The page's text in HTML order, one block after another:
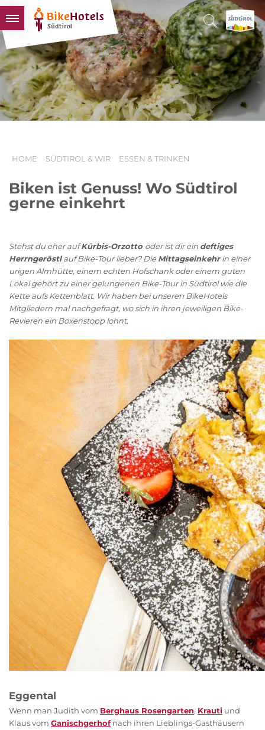
BIKEHOTELS
HOTELS & PAKETE
TOUREN & REVIERE
SÜDTIROL & WIR
HOME SÜDTIROL & WIR ESSEN & TRINKEN
Biken ist Genuss! Wo Südtirol
gerne einkehrt
Stehst du eher aufKürbis-Orzotto oder ist dir ein deftiges
Herrngeröstlauf Bike-Tour lieber? DieMittagseinkehrin einer
urigen Almhütte, einem echten Hofschank oder einem guten
Lokal gehört zu einer gelungenen Bike-Tour in Südtirol wie die
Kette aufs Kettenblatt. Wir haben bei unseren BikeHotels
Mitgliedern mal nachgefragt, wo sich in ihren jeweiligen Bike-
Revieren ein Boxenstopp lohnt.
Eggental
Wenn man Judith vom Berghaus Rosengarten, Krauti und
Klaus vom Ganischgerhofnach ihren Lieblings-Gasthäusern